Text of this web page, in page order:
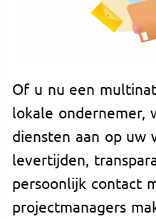
Of u nu een
lokale ondernemer,
diensten aan op uw
levertijden,
persoonlijk contact
projectmanagers